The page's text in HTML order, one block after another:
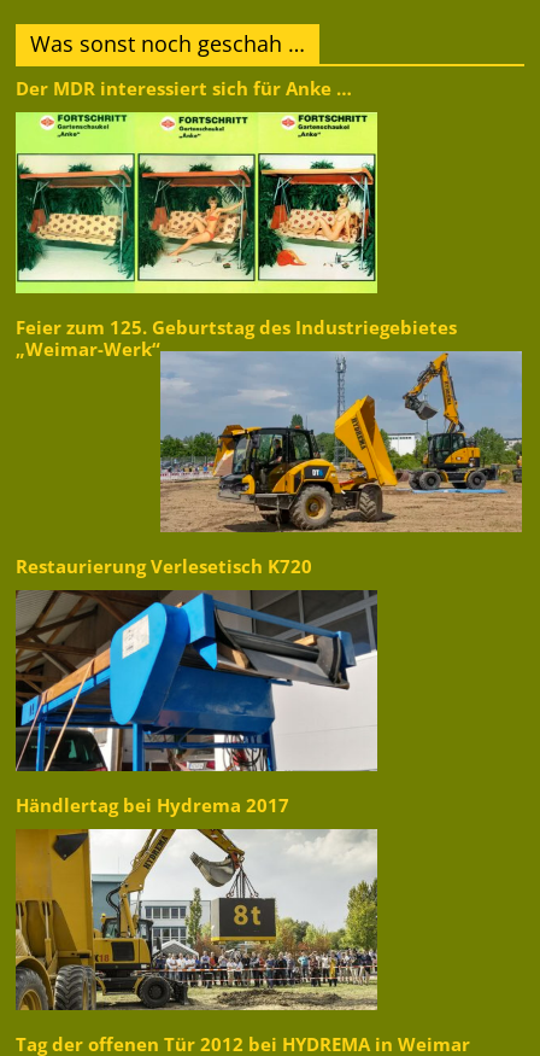
Was sonst noch geschah …
Der MDR interessiert sich für Anke …
Feier zum 125. Geburtstag des Industriegebietes
„Weimar-Werk“
Restaurierung Verlesetisch K720
Händlertag bei Hydrema 2017
Tag der offenen Tür 2012 bei HYDREMA in Weimar